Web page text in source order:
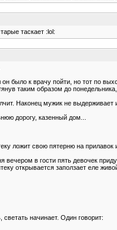
таскает :lol:
было к врачу пойти, но тот по
таким образом до
Наконец мужик не выдерживает
дорогу, казенный дом...
ложит свою пятерню на
вечером в гости пять девочек
открывается заползает еле
начинает. Один говорит: